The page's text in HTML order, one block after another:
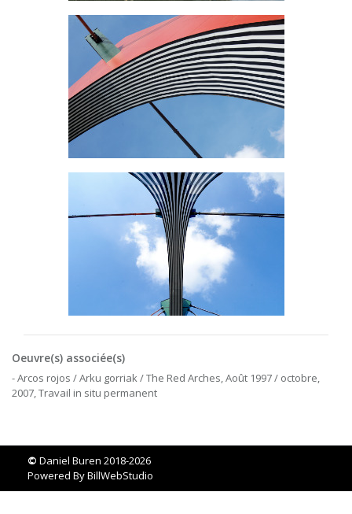
Oeuvre(s) associée(s)
- Arcos rojos / Arku gorriak / The Red Arches, Août 1997 / octobre,
2007, Travail in situ permanent
© Daniel Buren 2018-2026
Powered ByBillWebStudio